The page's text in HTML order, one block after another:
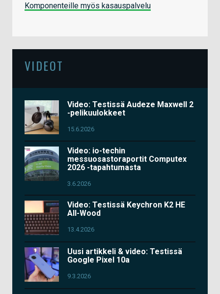
Komponenteille myös kasauspalvelu
VIDEOT
Video: Testissä Audeze Maxwell 2
-pelikuulokkeet
15.6.2026
Video: io-techin
messuosastoraportit Computex
2026 -tapahtumasta
3.6.2026
Video: Testissä Keychron K2 HE
All-Wood
13.4.2026
Uusi artikkeli & video: Testissä
Google Pixel 10a
9.3.2026